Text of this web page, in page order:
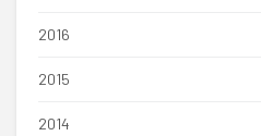
2016
2015
2014